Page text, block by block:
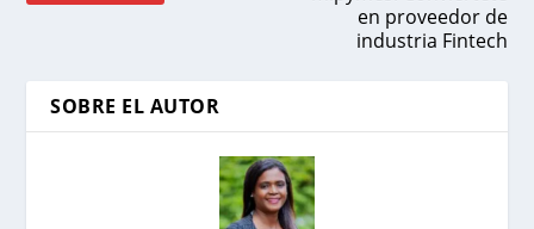
en proveedor de
industria Fintech
SOBRE EL AUTOR